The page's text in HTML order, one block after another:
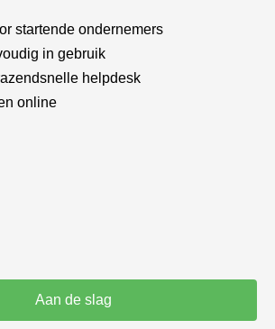
startende ondernemers
in gebruik
helpdesk
online
Aan de slag